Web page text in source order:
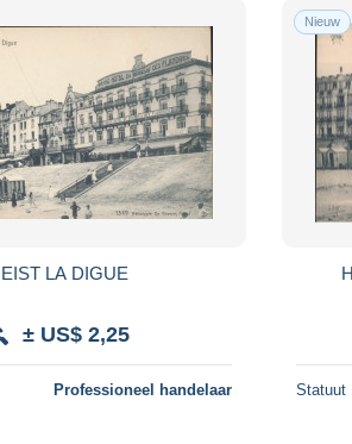
HEIST LA DIGUE
± US$ 2,25
Professioneel handelaar
Nieuw
Statuut